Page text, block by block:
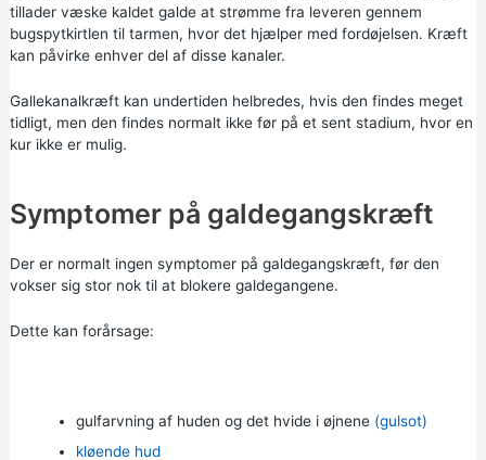
tillader væske kaldet galde at strømme fra leveren gennem
bugspytkirtlen til tarmen, hvor det hjælper med fordøjelsen. Kræft
kan påvirke enhver del af disse kanaler.
Gallekanalkræft kan undertiden helbredes, hvis den findes meget
tidligt, men den findes normalt ikke før på et sent stadium, hvor en
kur ikke er mulig.
Symptomer på galdegangskræft
Der er normalt ingen symptomer på galdegangskræft, før den
vokser sig stor nok til at blokere galdegangene.
Dette kan forårsage:
gulfarvning af huden og det hvide i øjnene (gulsot)
kløende hud